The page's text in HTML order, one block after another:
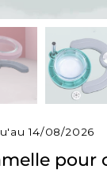
14/08/2026
pour